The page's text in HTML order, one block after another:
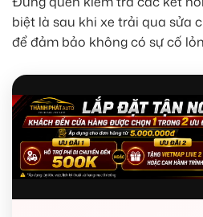
biệt là sau khi xe trải qua sửa
để đảm bảo không có sự cố